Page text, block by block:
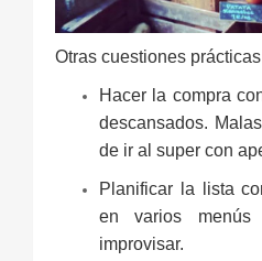
Otras cuestiones
Hacer la compra
descansados.
de ir al super con
Planificar la lista
en varios
improvisar.